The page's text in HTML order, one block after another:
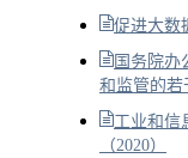
促进大数
国务院办
和监管的若
工业和信
（2020）